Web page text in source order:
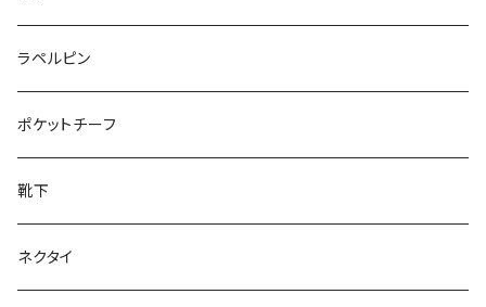
50/XL～
27cm～
28cm～
ラペルピン
ポケットチーフ
靴下
ネクタイ